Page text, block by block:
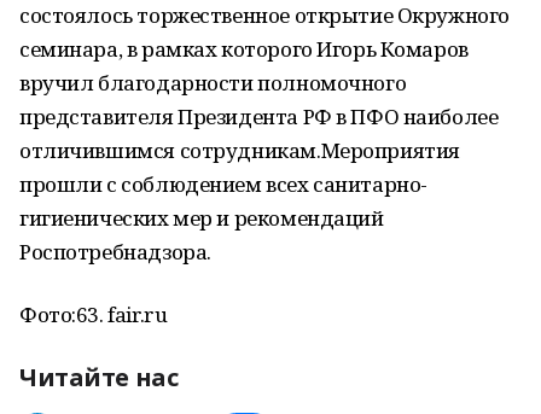
состоялось торжественное открытие Окружного
семинара, в рамках которого Игорь Комаров
вручил благодарности полномочного
представителя Президента РФ в ПФО наиболее
отличившимся сотрудникам.Мероприятия
прошли с соблюдением всех санитарно-
гигиенических мер и рекомендаций
Роспотребнадзора.
Фото:63. fair.ru
Читайте нас